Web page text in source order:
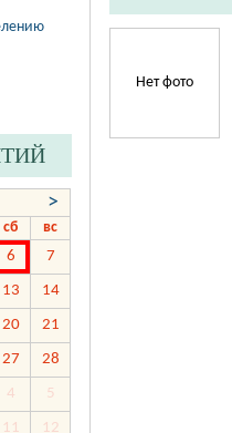
Нет фото
>
сб
вс
6 7
13 14
20 21
27 28
4 5
11 12